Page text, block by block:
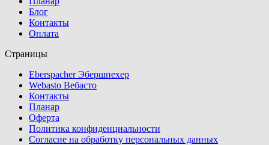
Блог
Контакты
Оплата
Страницы
Eberspacher Эбершпехер
Webasto Вебасто
Контакты
Планар
Оферта
Политика конфиденциальности
Согласие на обработку персональных данных